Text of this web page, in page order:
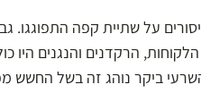
על שתיית קפה התפוגגו.
הרקדנים והנגנים היו
ביקר נוהג זה בשל החשש